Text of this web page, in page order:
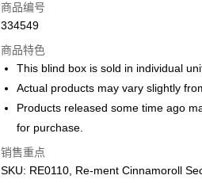
伊斯兰银行、AmBank、BSN Bank
Touch 'n Go
GrabPay
Free Shipping (Min RM100) within West
Free Shipping (Min RM100.00) within
商品编号
334549
商品特色
This blind box is sold in individual
Actual products may vary slightly
Products released some time ago
for purchase.
销售重点
SKU: RE0110, Re-ment Cinnamoroll